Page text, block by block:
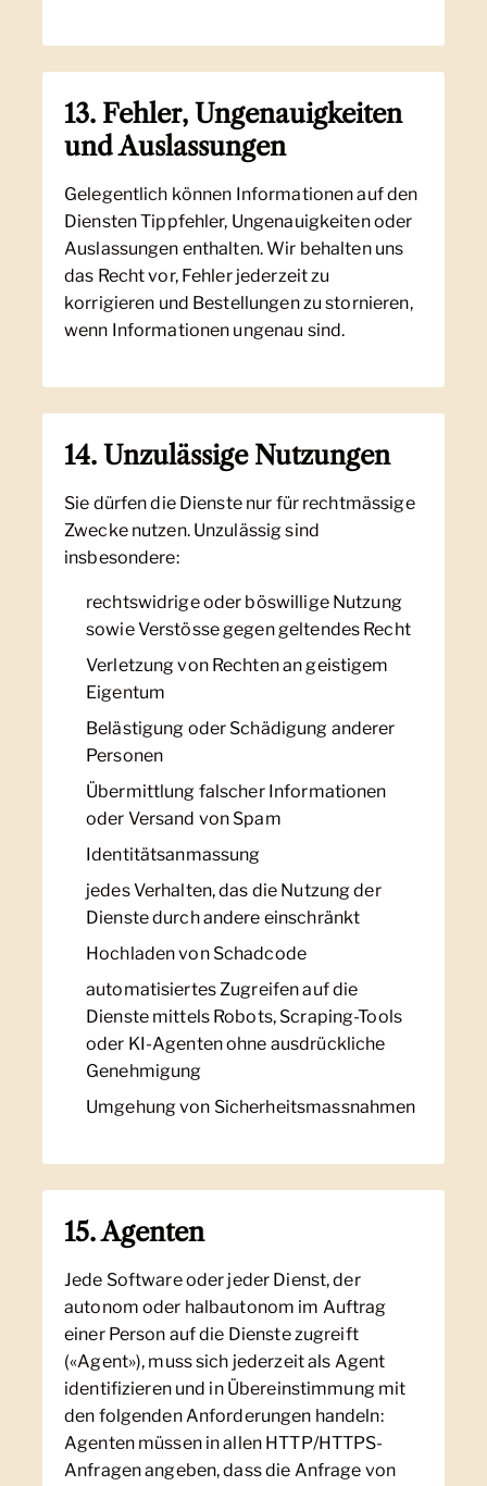
13. Fehler, Ungenauigkeiten
und Auslassungen
Gelegentlich können Informationen auf den
Diensten Tippfehler, Ungenauigkeiten oder
Auslassungen enthalten. Wir behalten uns
das Recht vor, Fehler jederzeit zu
korrigieren und Bestellungen zu stornieren,
wenn Informationen ungenau sind.
14. Unzulässige Nutzungen
Sie dürfen die Dienste nur für rechtmässige
Zwecke nutzen. Unzulässig sind
insbesondere:
rechtswidrige oder böswillige Nutzung
sowie Verstösse gegen geltendes Recht
Verletzung von Rechten an geistigem
Eigentum
Belästigung oder Schädigung anderer
Personen
Übermittlung falscher Informationen
oder Versand von Spam
Identitätsanmassung
jedes Verhalten, das die Nutzung der
Dienste durch andere einschränkt
Hochladen von Schadcode
automatisiertes Zugreifen auf die
Dienste mittels Robots, Scraping-Tools
oder KI-Agenten ohne ausdrückliche
Genehmigung
Umgehung von Sicherheitsmassnahmen
15. Agenten
Jede Software oder jeder Dienst, der
autonom oder halbautonom im Auftrag
einer Person auf die Dienste zugreift
(«Agent»), muss sich jederzeit als Agent
identifizieren und in Übereinstimmung mit
den folgenden Anforderungen handeln:
Agenten müssen in allen HTTP/HTTPS-
Anfragen angeben, dass die Anfrage von